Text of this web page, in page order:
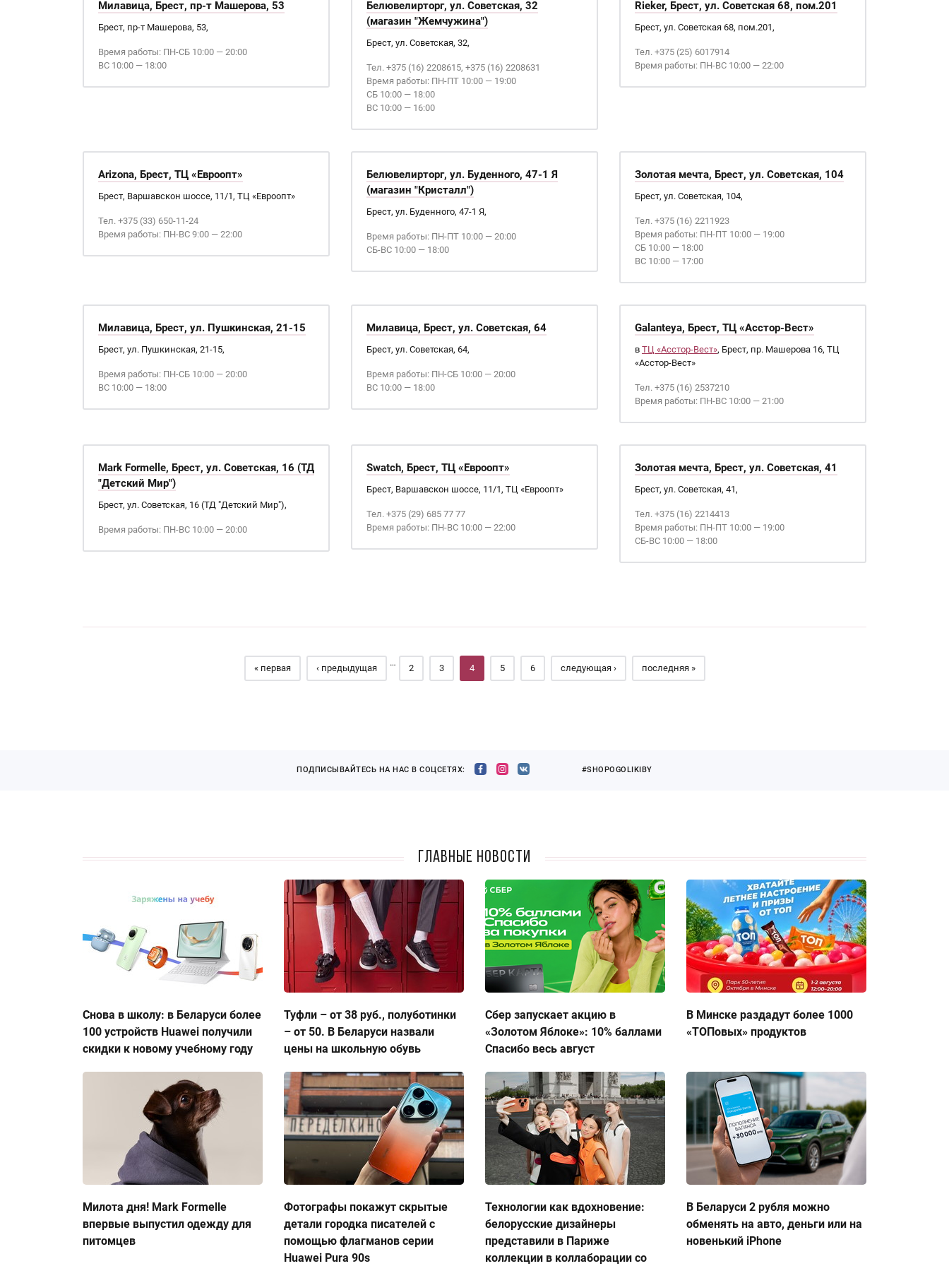
Милавица, Брест, пр-т Машерова, 53
Брест, пр-т Машерова, 53,
Время работы: ПН-СБ 10:00 — 20:00
ВС 10:00 — 18:00
Белювелирторг, ул. Советская, 32
(магазин "Жемчужина")
Брест, ул. Советская, 32,
Тел. +375 (16) 2208615, +375 (16) 2208631
Время работы: ПН-ПТ 10:00 — 19:00
СБ 10:00 — 18:00
ВС 10:00 — 16:00
Rieker, Брест, ул. Советская 68, пом.201
Брест, ул. Советская 68, пом.201,
Тел. +375 (25) 6017914
Время работы: ПН-ВС 10:00 — 22:00
Arizona, Брест, ТЦ «Евроопт»
Брест, Варшавскон шоссе, 11/1, ТЦ «Евроопт»
Тел. +375 (33) 650-11-24
Время работы: ПН-ВС 9:00 — 22:00
Белювелирторг, ул. Буденного, 47-1 Я
(магазин "Кристалл")
Брест, ул. Буденного, 47-1 Я,
Время работы: ПН-ПТ 10:00 — 20:00
СБ-ВС 10:00 — 18:00
Золотая мечта, Брест, ул. Советская, 104
Брест, ул. Советская, 104,
Тел. +375 (16) 2211923
Время работы: ПН-ПТ 10:00 — 19:00
СБ 10:00 — 18:00
ВС 10:00 — 17:00
Милавица, Брест, ул. Пушкинская, 21-15
Брест, ул. Пушкинская, 21-15,
Время работы: ПН-СБ 10:00 — 20:00
ВС 10:00 — 18:00
Милавица, Брест, ул. Советская, 64
Брест, ул. Советская, 64,
Время работы: ПН-СБ 10:00 — 20:00
ВС 10:00 — 18:00
Galanteya, Брест, ТЦ «Асстор-Вест»
в ТЦ «Асстор-Вест», Брест, пр. Машерова 16, ТЦ
«Асстор-Вест»
Тел. +375 (16) 2537210
Время работы: ПН-ВС 10:00 — 21:00
Mark Formelle, Брест, ул. Советская, 16 (ТД
"Детский Мир")
Брест, ул. Советская, 16 (ТД "Детский Мир"),
Время работы: ПН-ВС 10:00 — 20:00
Swatch, Брест, ТЦ «Евроопт»
Брест, Варшавскон шоссе, 11/1, ТЦ «Евроопт»
Тел. +375 (29) 685 77 77
Время работы: ПН-ВС 10:00 — 22:00
Золотая мечта, Брест, ул. Советская, 41
Брест, ул. Советская, 41,
Тел. +375 (16) 2214413
Время работы: ПН-ПТ 10:00 — 19:00
СБ-ВС 10:00 — 18:00
« первая ‹ предыдущая
…
2 3 4 5 6 следующая › последняя »
ПОДПИСЫВАЙТЕСЬ НА НАС В СОЦСЕТЯХ: #SHOPOGOLIKIBY
Главные новости
Снова в школу: в Беларуси более
100 устройств Huawei получили
скидки к новому учебному году
Туфли – от 38 руб., полуботинки
– от 50. В Беларуси назвали
цены на школьную обувь
Сбер запускает акцию в
«Золотом Яблоке»: 10% баллами
Спасибо весь август
В Минске раздадут более 1000
«ТОПовых» продуктов
Милота дня! Mark Formelle
впервые выпустил одежду для
питомцев
Фотографы покажут скрытые
детали городка писателей с
помощью флагманов серии
Huawei Pura 90s
Технологии как вдохновение:
белорусские дизайнеры
представили в Париже
коллекции в коллаборации со
В Беларуси 2 рубля можно
обменять на авто, деньги или на
новенький iPhone